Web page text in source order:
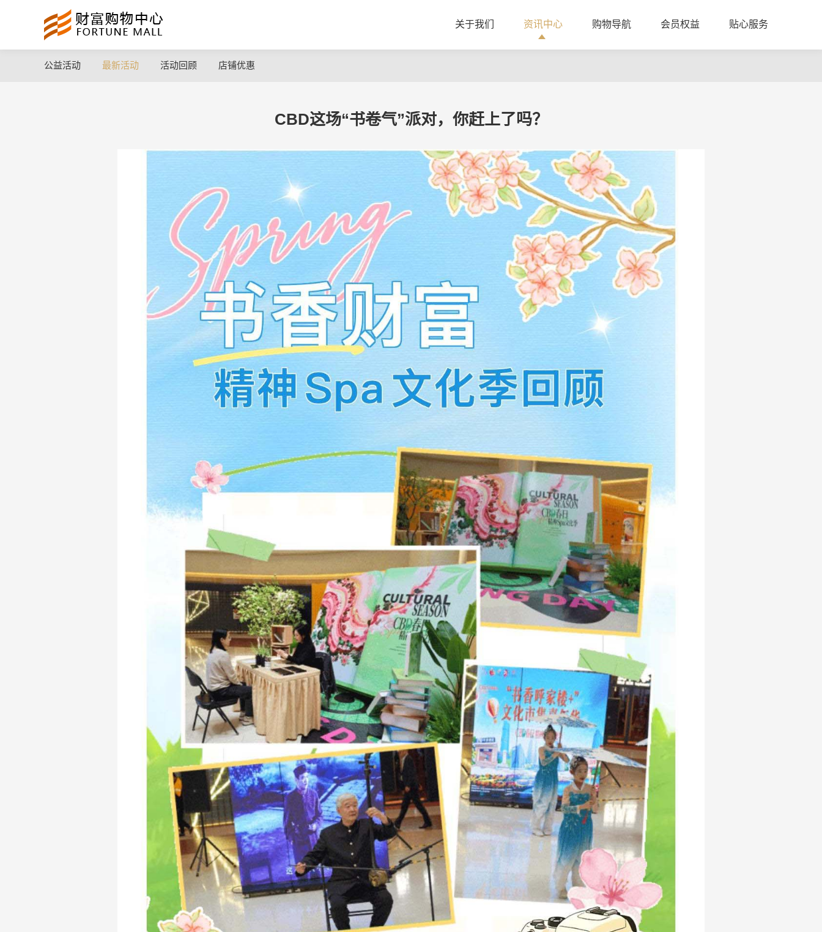
关于我们 资讯中心 购物导航 会员权益 贴心服务
公益活动 最新活动 活动回顾 店铺优惠
CBD这场“书卷气”派对，你赶上了吗？